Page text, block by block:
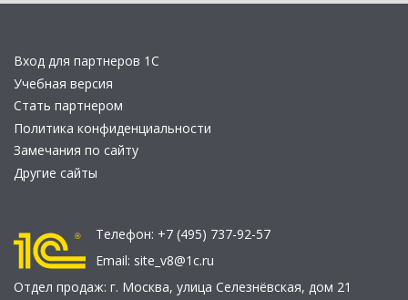
Вход для партнеров 1С
Учебная версия
Стать партнером
Политика конфиденциальности
Замечания по сайту
Другие сайты
Телефон: +7 (495) 737-92-57
Email: site_v8@1c.ru
Отдел продаж: г. Москва, улица Селезнёвская, дом 21